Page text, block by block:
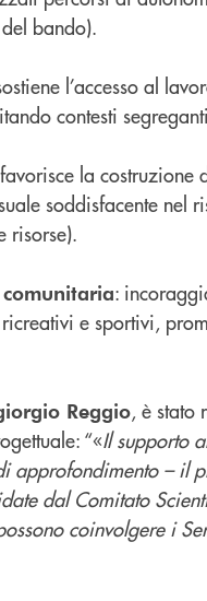
bando).
l’accesso al
contesti
la
soddisfacente nel
risorse).
:
e sportivi,
Reggio, è stato
“«Il supporto
approfondimento – il
dal Comitato
coinvolgere i